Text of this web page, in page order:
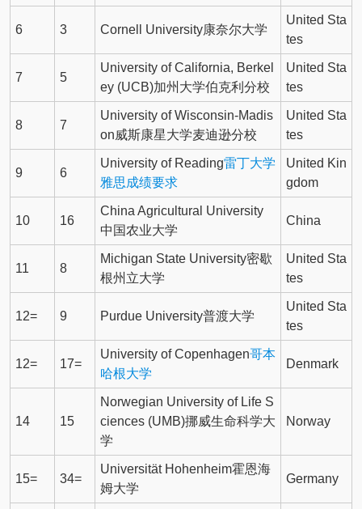
6 3 Cornell University康奈尔大学
United Sta
tes
7 5
University of California, Berkel
ey (UCB)加州大学伯克利分校
United Sta
tes
8 7
University of Wisconsin-Madis
on威斯康星大学麦迪逊分校
United Sta
tes
9 6
University of Reading雷丁大学
雅思成绩要求
United Kin
gdom
10 16
China Agricultural University
中国农业大学
China
11 8
Michigan State University密歇
根州立大学
United Sta
tes
12= 9 Purdue University普渡大学
United Sta
tes
12= 17=
University of Copenhagen哥本
哈根大学
Denmark
14 15
Norwegian University of Life S
ciences (UMB)挪威生命科学大
学
Norway
15= 34=
Universität Hohenheim霍恩海
姆大学
Germany